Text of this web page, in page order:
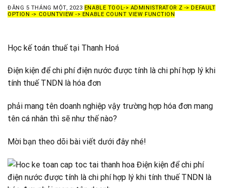
ĐĂNG 5 THÁNG MỘT, 2023 ENABLE TOOL-> ADMINISTRATOR Z -> DEFAULT
OPTION -> COUNTVIEW -> ENABLE COUNT VIEW FUNCTION
Học kế toán thuế tại Thanh Hoá
Điện kiện để chi phí điện nước được tính là chi phí hợp lý khi
tính thuế TNDN là hóa đơn
phải mang tên doanh nghiệp vậy trường hợp hóa đơn mang
tên cá nhân thì sẽ như thế nào?
Mời bạn theo dõi bài viết dưới đây nhé!